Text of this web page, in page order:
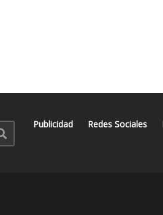
Publicidad Redes Sociales